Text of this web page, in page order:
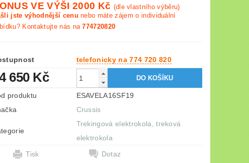
VE VÝŠI 2000 Kč (dle vlastního výběru)
jste výhodnější cenu nebo máte zájem o individuální
Kontaktujte nás na774720820
telefonicky na 774 720 820
650 Kč
produktu
ESAVELA16SF19
Crussis
Trekingová elektrokola, treková
elektrokola
Tisk
Dotaz